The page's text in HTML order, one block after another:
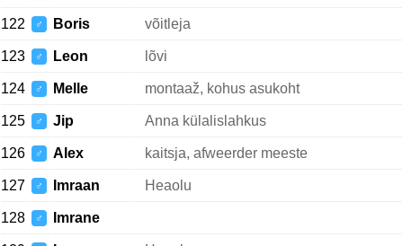
122 ♂ Boris võitleja
123 ♂ Leon lõvi
124 ♂ Melle montaaž, kohus asukoht
125 ♂ Jip Anna külalislahkus
126 ♂ Alex kaitsja, afweerder meeste
127 ♂ Imraan Heaolu
128 ♂ Imrane